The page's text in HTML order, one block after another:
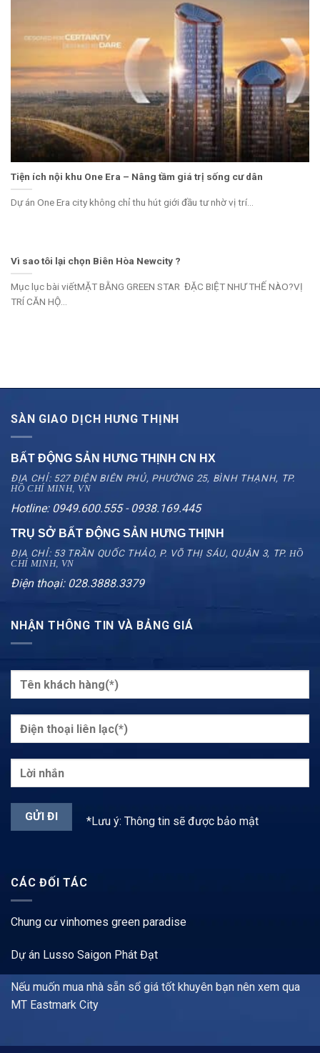
Tiện ích nội khu One Era – Nâng tầm giá trị sống cư dân
Dự án One Era city không chỉ thu hút giới đầu tư nhờ vị trí...
Vì sao tôi lại chọn Biên Hòa Newcity ?
Mục lục bài viếtMẶT BẰNG GREEN STAR ĐẶC BIỆT NHƯ THẾ NÀO?VỊ
TRÍ CĂN HỘ...
SÀN GIAO DỊCH HƯNG THỊNH
BẤT ĐỘNG SẢN HƯNG THỊNH CN HX
ĐỊA CHỈ: 527 ĐIỆN BIÊN PHỦ, PHƯỜNG 25, BÌNH THẠNH, TP.
HỒ CHÍ MINH, VN
Hotline: 0949.600.555 - 0938.169.445
TRỤ SỞ BẤT ĐỘNG SẢN HƯNG THỊNH
ĐỊA CHỈ: 53 TRẦN QUỐC THẢO, P. VÕ THỊ SÁU, QUẬN 3, TP. HỒ
CHÍ MINH, VN
Điện thoại: 028.3888.3379
NHẬN THÔNG TIN VÀ BẢNG GIÁ
*Lưu ý: Thông tin sẽ được bảo mật
CÁC ĐỐI TÁC
Chung cư vinhomes green paradise
Dự án Lusso Saigon Phát Đạt
Nếu muốn mua nhà sẵn sổ giá tốt khuyên bạn nên xem qua
MT Eastmark City